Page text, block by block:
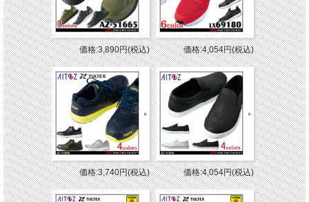
価格:3,890円(税込) 価格:4,054円(税込)
価格:3,740円(税込) 価格:4,054円(税込)